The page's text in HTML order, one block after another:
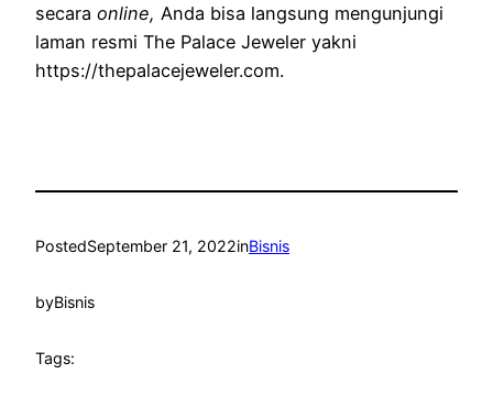
secara online, Anda bisa langsung mengunjungi
laman resmi The Palace Jeweler yakni
https://thepalacejeweler.com.
PostedSeptember 21, 2022inBisnis
byBisnis
Tags: